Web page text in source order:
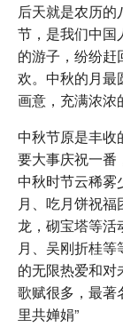
后天就是农历
节，是我们中国
的游子，纷纷
欢。中秋的月最
画意，充满浓浓
中秋节原是丰收
要大事庆祝一番
中秋时节云稀雾
月、吃月饼祝
龙，砌宝塔等活
月、吴刚折桂
的无限热爱和对
歌赋很多，最著
里共婵娟”